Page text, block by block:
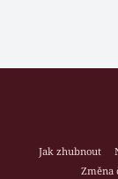
Jak zhubnout
Změna